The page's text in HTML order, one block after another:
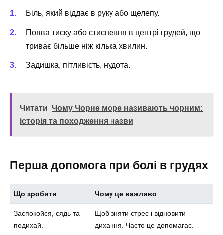
Біль, який віддає в руку або щелепу.
Поява тиску або стиснення в центрі грудей, що
триває більше ніж кілька хвилин.
Задишка, пітливість, нудота.
Читати Чому Чорне море називають чорним:
історія та походження назви
Перша допомога при болі в грудях
Що зробити Чому це важливо
Заспокойся, сядь та
подихай.
Щоб зняти стрес і відновити
дихання. Часто це допомагає.